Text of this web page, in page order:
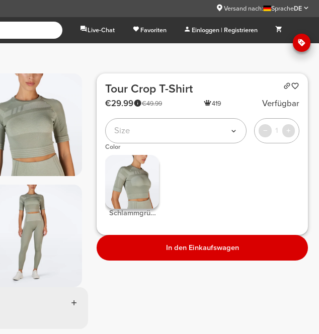
Versand nach: SpracheDE
Live-Chat Favoriten Einloggen | Registrieren
Tour Crop T-Shirt
€49.99
€29.99 419 Verfügbar
Size 1
Color
Schlammgrün
In den Einkaufswagen